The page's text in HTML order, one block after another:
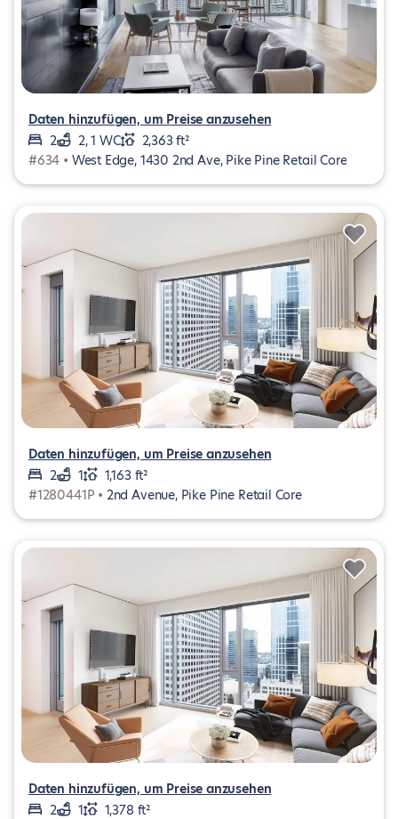
Daten hinzufügen, um Preise anzusehen
2
2, 1 WC
2,363 ft²
#634 • West Edge, 1430 2nd Ave, Pike Pine Retail Core
Daten hinzufügen, um Preise anzusehen
2
1
1,163 ft²
#1280441P • 2nd Avenue, Pike Pine Retail Core
Daten hinzufügen, um Preise anzusehen
2
1
1,378 ft²